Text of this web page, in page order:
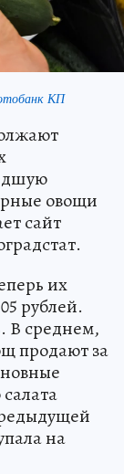
КП
овощи
сайт
их
рублей.
В среднем,
продают за
на